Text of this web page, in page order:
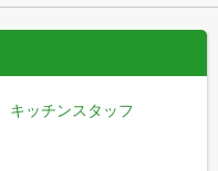
キッチンスタッフ